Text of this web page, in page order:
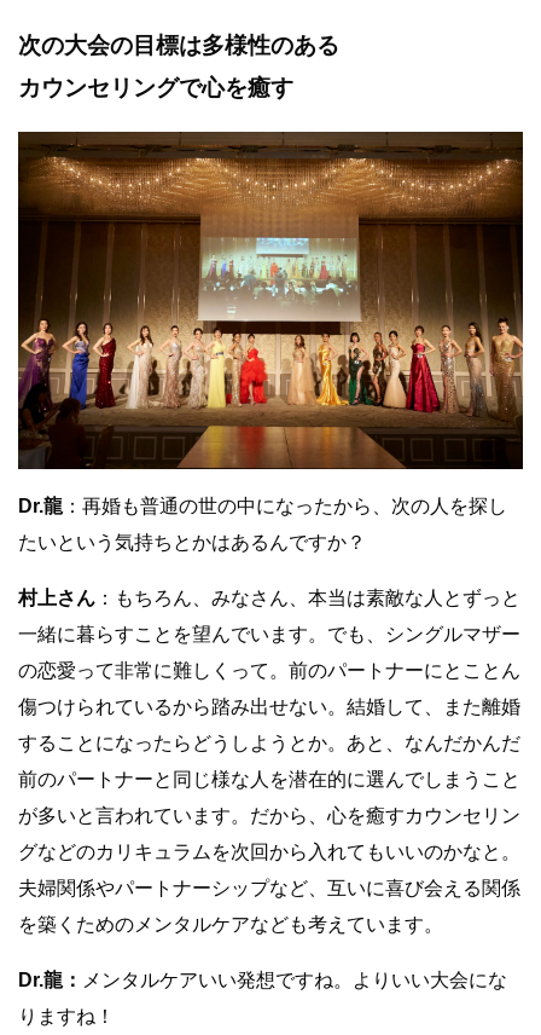
次の大会の目標は多様性のある
カウンセリングで心を癒す
Dr.龍 ：再婚も普通の世の中になったから、次の人を探し
たいという気持ちとかはあるんですか？
村上さん ：もちろん、みなさん、本当は素敵な人とずっと
一緒に暮らすことを望んでいます。でも、シングルマザー
の恋愛って非常に難しくって。前のパートナーにとことん
傷つけられているから踏み出せない。結婚して、また離婚
することになったらどうしようとか。あと、なんだかんだ
前のパートナーと同じ様な人を潜在的に選んでしまうこと
が多いと言われています。だから、心を癒すカウンセリン
グなどのカリキュラムを次回から入れてもいいのかなと。
夫婦関係やパートナーシップなど、互いに喜び会える関係
を築くためのメンタルケアなども考えています。
Dr.龍： メンタルケアいい発想ですね。よりいい大会にな
りますね！